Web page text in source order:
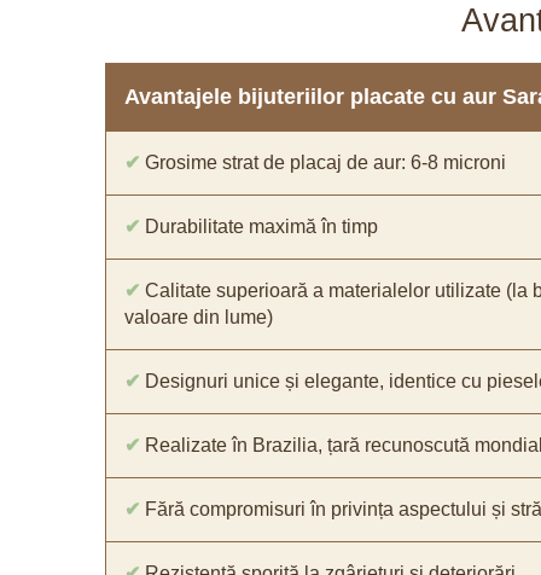
Avantajele bijuteriilor placate cu aur
✔ Grosime strat de placaj de aur: 6-8 microni
✔ Durabilitate maximă în timp
✔ Calitate superioară a materialelor utilizate (la
valoare din lume)
✔ Designuri unice și elegante, identice cu
✔ Realizate în Brazilia, țară recunoscută
✔ Fără compromisuri în privința aspectului și